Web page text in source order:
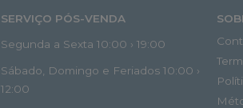
SERVIÇO PÓS-VENDA
Segunda a Sexta 10:00 › 19:00
Sábado, Domingo e Feriados 10:00 ›
12:00